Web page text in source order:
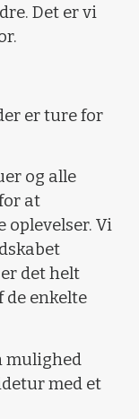
Det er vi
er ture for
og alle
at
oplevelser. Vi
det helt
de enkelte
mulighed
med et